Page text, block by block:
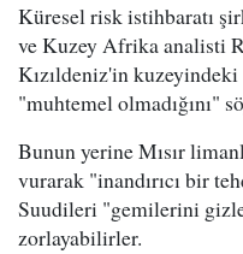
Küresel risk istihbaratı
ve Kuzey Afrika analisti
Kızıldeniz'in
"muhtemel olmadığını"
Bunun yerine Mısır
vurarak "inandırıcı bir
Suudileri "gemilerini
zorlayabilirler.